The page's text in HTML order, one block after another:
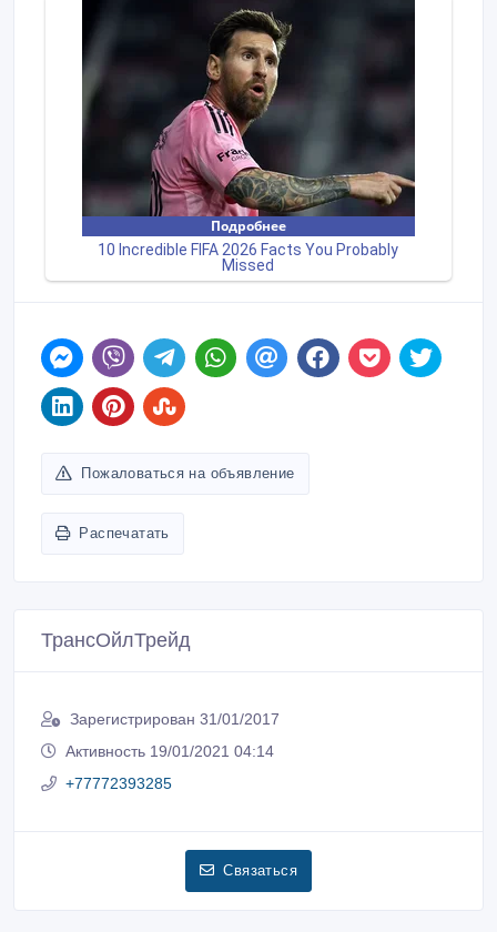
Пожаловаться на объявление
Распечатать
ТрансОйлТрейд
Зарегистрирован 31/01/2017
Активность 19/01/2021 04:14
+77772393285
Связаться